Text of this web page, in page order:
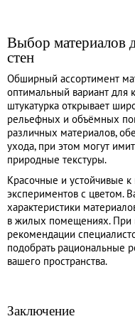
Выбор материалов
стен
Обширный ассортимент
оптимальный вариант для
штукатурка открывает
рельефных и объёмных
различных материалов,
ухода, при этом могут
природные текстуры.
Красочные и устойчивые к
экспериментов с цветом.
характеристики
в жилых помещениях. При
рекомендации
подобрать рациональные
вашего пространства.
Заключение